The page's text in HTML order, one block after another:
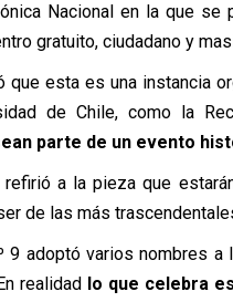
Nacional en la que se
gratuito, ciudadano y
que esta es una instancia
de Chile, como la
parte de un evento
a la pieza que
de las más
9 adoptó varios nombres
realidad lo que celebra